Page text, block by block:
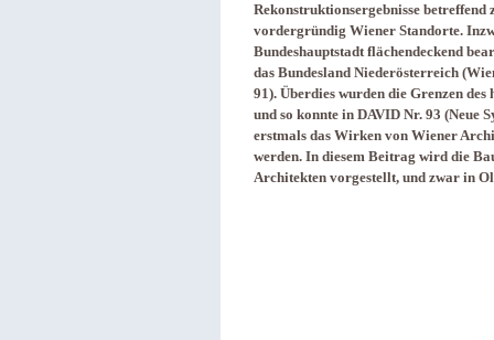
Rekonstruktionsergebnisse
vordergründig Wiener Standorte.
Bundeshauptstadt flächendeckend
das Bundesland Niederösterreich
91). Überdies wurden die Grenzen des
und so konnte in DAVID Nr. 93 (Neue
erstmals das Wirken von Wiener
werden. In diesem Beitrag wird die
Architekten vorgestellt, und zwar in